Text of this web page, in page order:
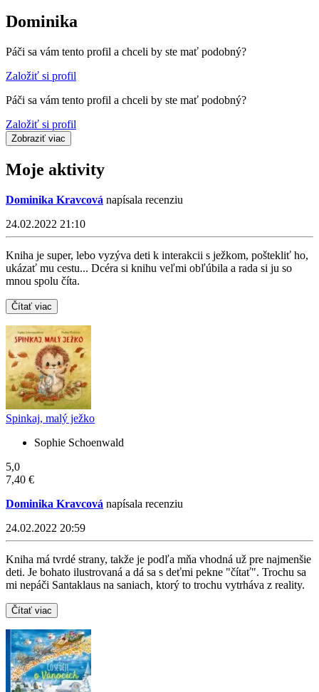
Dominika
Páči sa vám tento profil a chceli by ste mať podobný?
Založiť si profil
Páči sa vám tento profil a chceli by ste mať podobný?
Založiť si profil
Zobraziť viac
Moje aktivity
Dominika Kravcová napísala recenziu
24.02.2022 21:10
Kniha je super, lebo vyzýva deti k interakcii s ježkom, poštekliť ho,
ukázať mu cestu... Dcéra si knihu veľmi obľúbila a rada si ju so
mnou spolu číta.
Čítať viac
Spinkaj, malý ježko
Sophie Schoenwald
5,0
7,40 €
Dominika Kravcová napísala recenziu
24.02.2022 20:59
Kniha má tvrdé strany, takže je podľa mňa vhodná už pre najmenšie
deti. Je bohato ilustrovaná a dá sa s deťmi pekne "čítať". Trochu sa
mi nepáči Santaklaus na saniach, ktorý to trochu vytrháva z reality.
Čítať viac